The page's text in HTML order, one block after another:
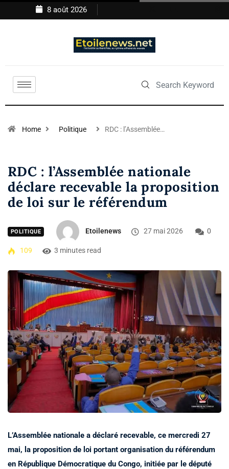
8 août 2026
Home Politique RDC : l’Assemblée…
RDC : l’Assemblée nationale
déclare recevable la proposition
de loi sur le référendum
POLITIQUE Etoilenews 27 mai 2026 0
109 3 minutes read
L’Assemblée nationale a déclaré recevable, ce mercredi 27
mai, la proposition de loi portant organisation du référendum
en République Démocratique du Congo, initiée par le député